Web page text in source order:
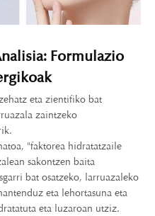
Formulazio
eta zientifiko bat
zaintzeko
"faktorea hidratatzaile
sakontzen baita
bat osatzeko, larruazaleko
eta lehortasuna eta
eta luzaroan utziz.